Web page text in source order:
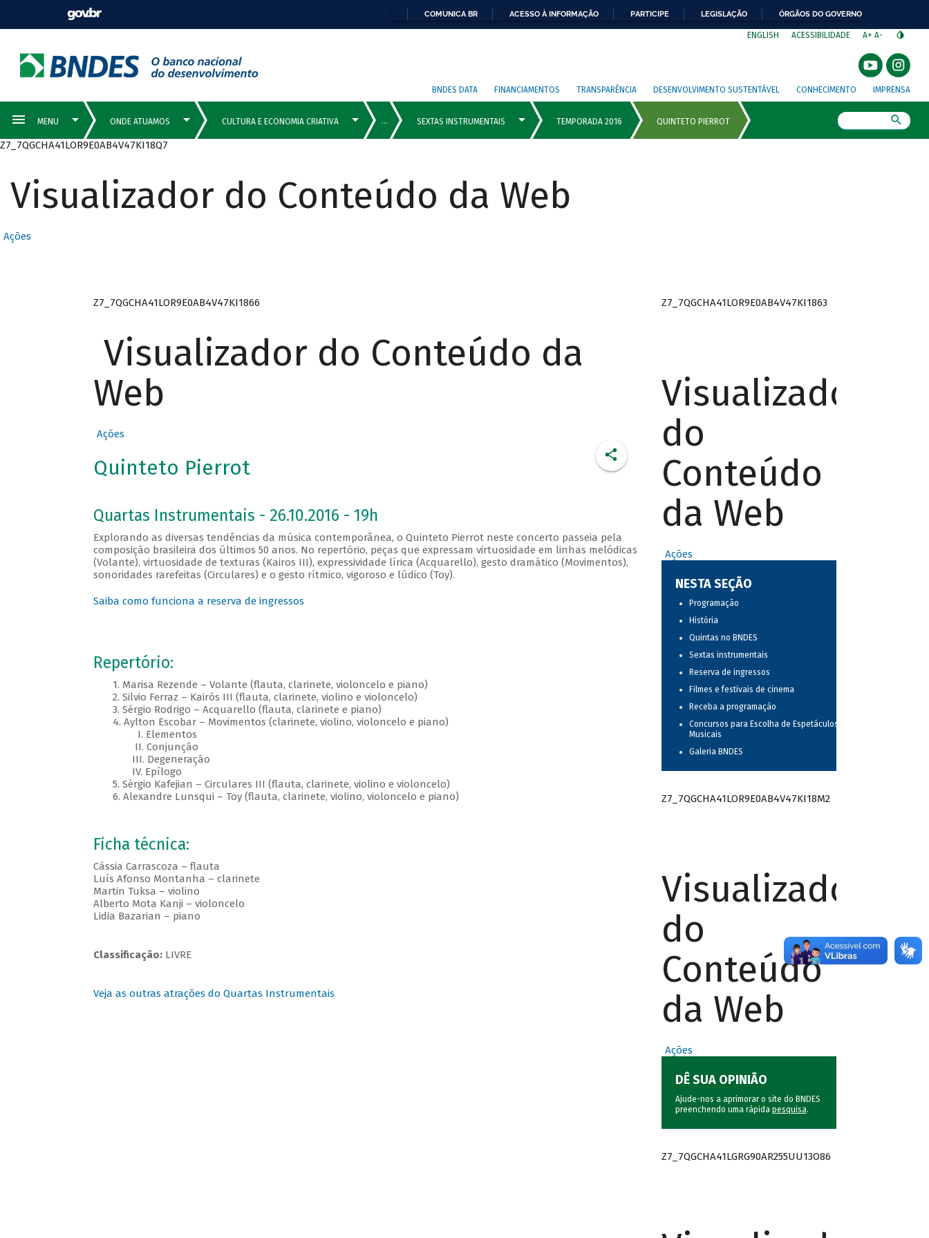
COMUNICA BR ACESSO À INFORMAÇÃO PARTICIPE LEGISLAÇÃO ÓRGÃOS DO GOVERNO
ENGLISH ACESSIBILIDADE A+ A-
BNDES DATA FINANCIAMENTOS TRANSPARÊNCIA DESENVOLVIMENTO SUSTENTÁVEL CONHECIMENTO IMPRENSA
Z7_7QGCHA41LOR9E0AB4V47KI18Q7
Visualizador do Conteúdo da Web
Ações
Z7_7QGCHA41LOR9E0AB4V47KI1866
Visualizador do Conteúdo da
Web
Ações
Quinteto Pierrot
Quartas Instrumentais - 26.10.2016 - 19h
Explorando as diversas tendências da música contemporânea, o Quinteto Pierrot neste concerto passeia pela
composição brasileira dos últimos 50 anos. No repertório, peças que expressam virtuosidade em linhas melódicas
(Volante), virtuosidade de texturas (Kairos III), expressividade lírica (Acquarello), gesto dramático (Movimentos),
sonoridades rarefeitas (Circulares) e o gesto rítmico, vigoroso e lúdico (Toy).
Saiba como funciona a reserva de ingressos
Repertório:
1. Marisa Rezende – Volante (flauta, clarinete, violoncelo e piano)
2. Silvio Ferraz – Kairós III (flauta, clarinete, violino e violoncelo)
3. Sérgio Rodrigo – Acquarello (flauta, clarinete e piano)
4. Aylton Escobar – Movimentos (clarinete, violino, violoncelo e piano)
I. Elementos
II. Conjunção
III. Degeneração
IV. Epílogo
5. Sérgio Kafejian – Circulares III (flauta, clarinete, violino e violoncelo)
6. Alexandre Lunsqui – Toy (flauta, clarinete, violino, violoncelo e piano)
Ficha técnica:
Cássia Carrascoza – flauta
Luís Afonso Montanha – clarinete
Martin Tuksa – violino
Alberto Mota Kanji – violoncelo
Lidia Bazarian – piano
Classificação:LIVRE
Veja as outras atrações do Quartas Instrumentais
Z7_7QGCHA41LOR9E0AB4V47KI1863
Visualizador
do
Conteúdo
da Web
Ações
NESTA SEÇÃO
Programação
História
Quintas no BNDES
Sextas instrumentais
Reserva de ingressos
Filmes e festivais de cinema
Receba a programação
Concursos para Escolha de Espetáculos
Musicais
Galeria BNDES
Z7_7QGCHA41LOR9E0AB4V47KI18M2
Visualizador
do
Conteúdo
da Web
Ações
DÊ SUA OPINIÃO
Ajude-nos a aprimorar o site do BNDES
preenchendo uma rápida pesquisa.
Z7_7QGCHA41LGRG90AR255UU13O86